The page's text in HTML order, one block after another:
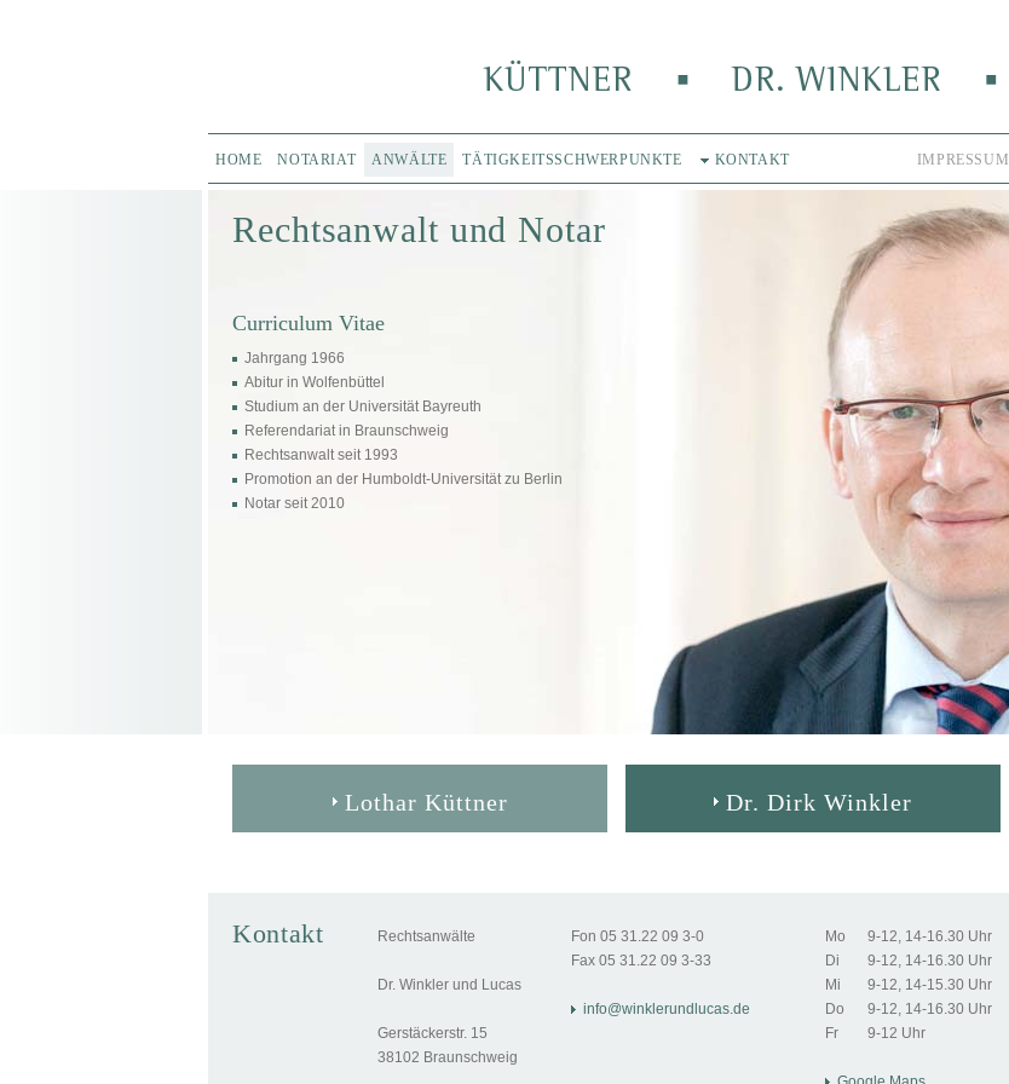
HOME NOTARIAT ANWÄLTE TÄTIGKEITSSCHWERPUNKTE KONTAKT IMPRESSUM
Rechtsanwalt und Notar
Curriculum Vitae
Jahrgang 1966
Abitur in Wolfenbüttel
Studium an der Universität Bayreuth
Referendariat in Braunschweig
Rechtsanwalt seit 1993
Promotion an der Humboldt-Universität zu Berlin
Notar seit 2010
Lothar Küttner Dr. Dirk Winkler
Kontakt Rechtsanwälte
Dr. Winkler und Lucas
Gerstäckerstr. 15
38102 Braunschweig
Fon 05 31.22 09 3-0
Fax 05 31.22 09 3-33
info@winklerundlucas.de
Mo
9-12, 14-16.30 Uhr
Di
9-12, 14-16.30 Uhr
Mi
9-12, 14-15.30 Uhr
Do
9-12, 14-16.30 Uhr
Fr
9-12 Uhr